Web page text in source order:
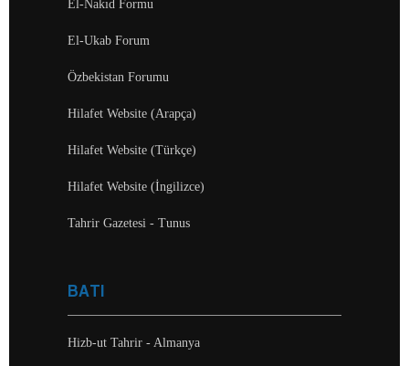
El-Nakıd Formu
El-Ukab Forum
Özbekistan Forumu
Hilafet Website (Arapça)
Hilafet Website (Türkçe)
Hilafet Website (İngilizce)
Tahrir Gazetesi - Tunus
BATI
Hizb-ut Tahrir - Almanya